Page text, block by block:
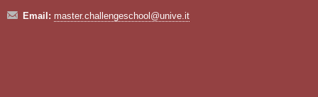
Email: master.challengeschool@unive.it